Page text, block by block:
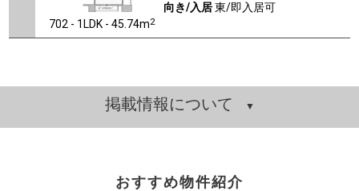
702 - 1LDK - 45.74m2
向き/入居東/即入居可
掲載情報について
おすすめ物件紹介